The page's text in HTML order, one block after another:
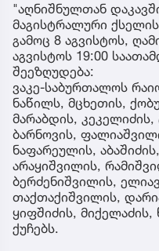
"აღნიშნულთან
მაგისტრალური
გამოც 8 აგვისტოს,
აგვისტოს 19:00
შეეზღუდება:
ვაკე-საბურთალოს
ნაწილს, მცხეთის,
მარაბდის, კეკელიძის,
ბარნოვის,
ნაფარეულის,
არაყიშვილის,
ბერძენიშვილის,
თაქთაქიშვილის,
ყიფშიძის,
ქუჩებს.